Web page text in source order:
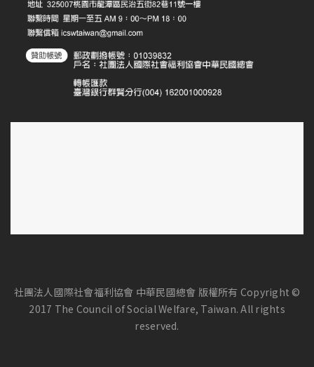
社團法人國際社會福利協會 中華民國總會 版權所有 Copyright ©
2017 The Council of Social Welfare, Taiwan. All rights
reserved.